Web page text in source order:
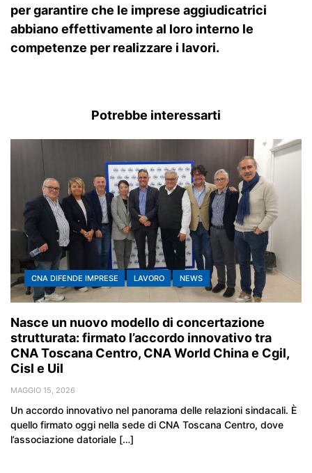
per garantire che le imprese aggiudicatrici
abbiano effettivamente al loro interno le
competenze per realizzare i lavori.
Potrebbe interessarti
CNA DIFENDE IMPRESE LAVORO NEWS
Nasce un nuovo modello di concertazione
strutturata: firmato l’accordo innovativo tra
CNA Toscana Centro, CNA World China e Cgil,
Cisl e Uil
MAGGIO 15, 2026
Un accordo innovativo nel panorama delle relazioni sindacali. È
quello firmato oggi nella sede di CNA Toscana Centro, dove
l’associazione datoriale […]